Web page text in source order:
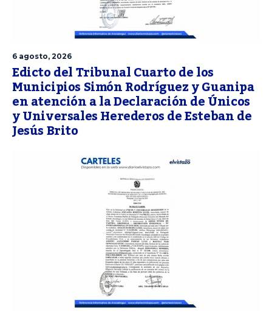
6 agosto, 2026
Edicto del Tribunal Cuarto de los
Municipios Simón Rodríguez y Guanipa
en atención a la Declaración de Únicos
y Universales Herederos de Esteban de
Jesús Brito